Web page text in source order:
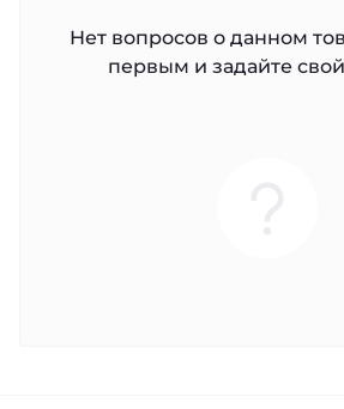
Нет вопросов о данном
первым и задайте